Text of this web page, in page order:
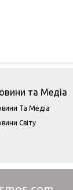
та Медіа
Та Медіа
Cвіту